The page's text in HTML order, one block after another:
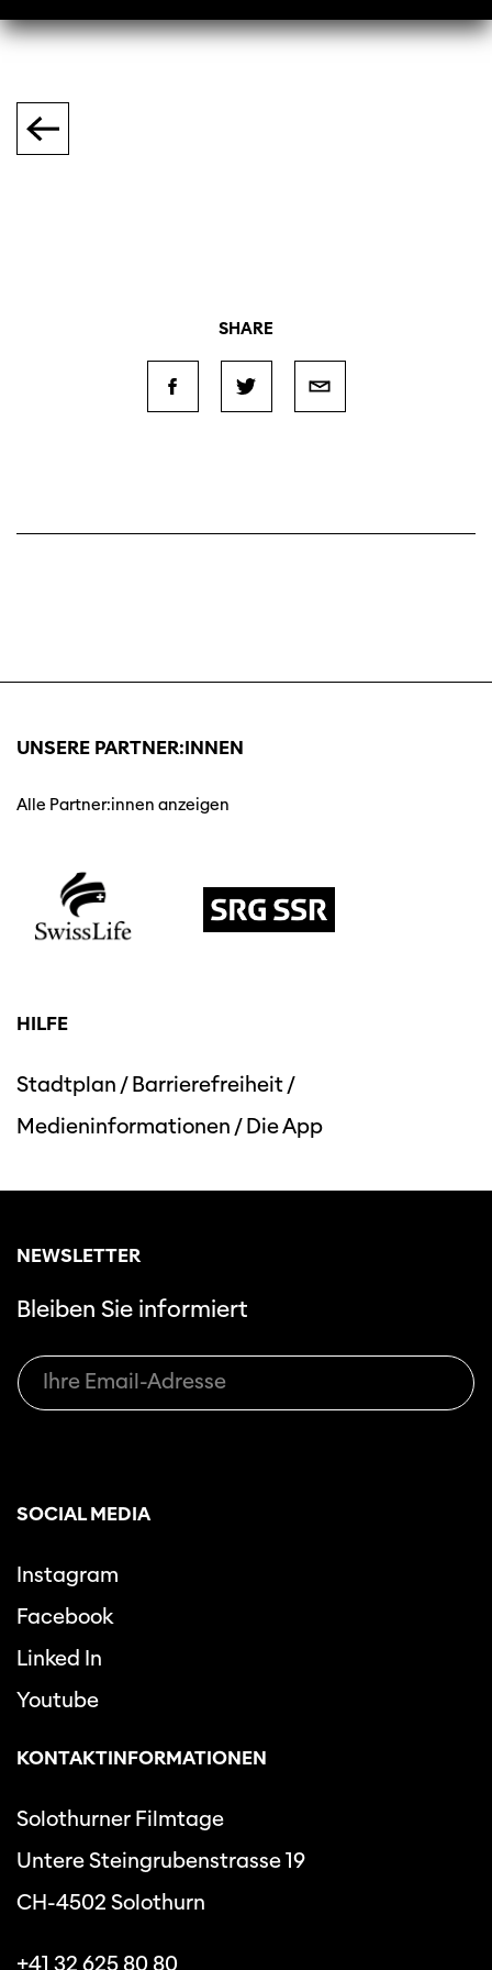
Diese Seite wird mit Internet Explorer
SHARE
UNSERE PARTNER:INNEN
Alle Partner:innen anzeigen
HILFE
Stadtplan /Barrierefreiheit/
Medieninformationen /Die App
NEWSLETTER
Bleiben Sie informiert
SOCIAL MEDIA
Instagram
Facebook
Linked In
Youtube
KONTAKTINFORMATIONEN
Solothurner Filmtage
Untere Steingrubenstrasse 19
CH-4502 Solothurn
+41 32 625 80 80